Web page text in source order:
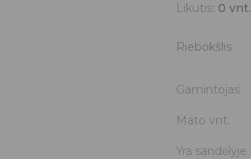
Likutis: 0 vnt.
Riebokšlis
Gamintojas
Mato vnt.
Yra sandėlyje